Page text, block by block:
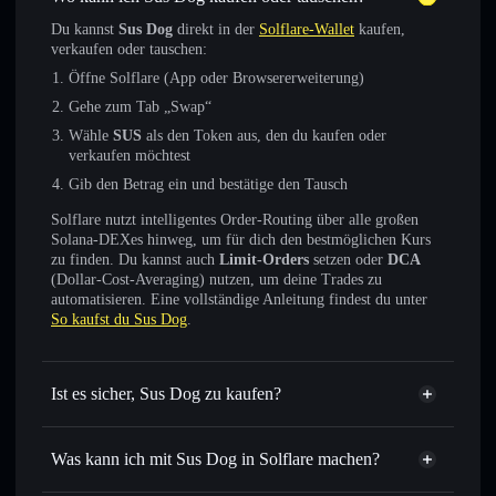
Du kannst Sus Dog direkt in der Solflare-Wallet kaufen,
verkaufen oder tauschen:
Öffne Solflare (App oder Browsererweiterung)
Gehe zum Tab „Swap“
Wähle SUS als den Token aus, den du kaufen oder
verkaufen möchtest
Gib den Betrag ein und bestätige den Tausch
Solflare nutzt intelligentes Order-Routing über alle großen
Solana-DEXes hinweg, um für dich den bestmöglichen Kurs
zu finden. Du kannst auch Limit-Orders setzen oder DCA
(Dollar-Cost-Averaging) nutzen, um deine Trades zu
automatisieren. Eine vollständige Anleitung findest du unter
So kaufst du Sus Dog.
Ist es sicher, Sus Dog zu kaufen?
Sus Dog verifizierter Token
Was kann ich mit Sus Dog in Solflare machen?
Sus Dog
Solflare-Wallet